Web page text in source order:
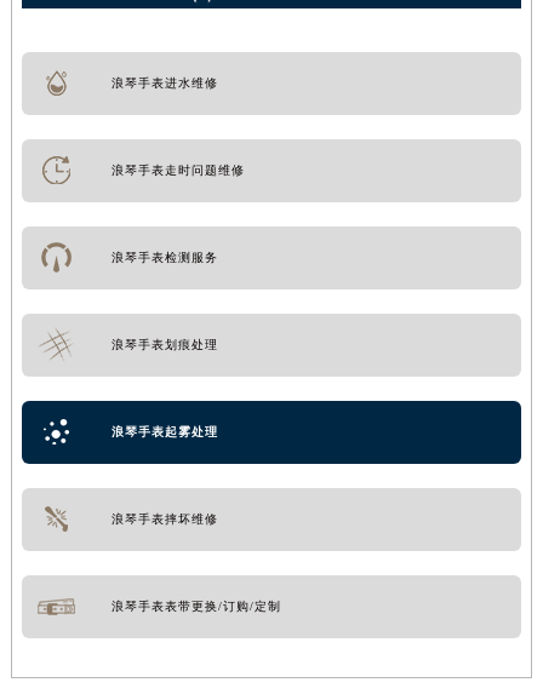
浪琴手表进水维修
浪琴手表走时问题维修
浪琴手表检测服务
浪琴手表划痕处理
浪琴手表起雾处理
浪琴手表摔坏维修
浪琴手表表带更换/订购/定制